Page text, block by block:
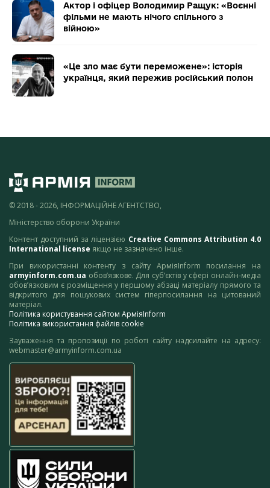
Актор і офіцер Володимир Ращук: «Воєнні
фільми не мають нічого спільного з
війною»
«Це зло має бути переможене»: історія
українця, який пережив російський полон
© 2018 - 2026, ІНФОРМАЦІЙНЕ АГЕНТСТВО,
Міністерство оборони України
Контент доступний за ліцензією Creative Commons Attribution 4.0
International license якщо не зазначено інше.
При використанні контенту з сайту АрміяInform посилання на
armyinform.com.ua обов’язкове. Для суб’єктів у сфері онлайн-медіа
обов’язковим є розміщення у першому абзаці матеріалу прямого та
відкритого для пошукових систем гіперпосилання на цитований
матеріал.
Політика користування сайтом АрміяInform
Політика використання файлів cookie
Зауваження та пропозиції по роботі сайту надсилайте на адресу:
webmaster@armyinform.com.ua